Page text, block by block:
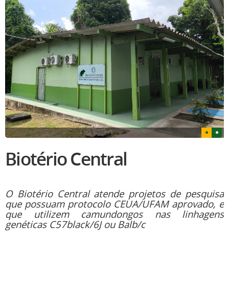
Biotério Central
O Biotério Central atende projetos de pesquisa
que possuam protocolo CEUA/UFAM aprovado, e
que utilizem camundongos nas linhagens
genéticas C57black/6J ou Balb/c